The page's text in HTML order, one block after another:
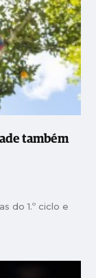
também
do 1.º ciclo e